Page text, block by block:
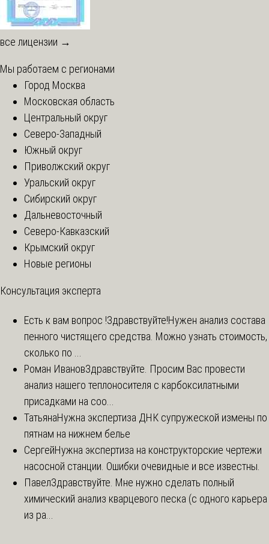
все лицензии →
Мы работаем с регионами
Город Москва
Московская область
Центральный округ
Северо-Западный
Южный округ
Приволжский округ
Уральский округ
Сибирский округ
Дальневосточный
Северо-Кавказский
Крымский округ
Новые регионы
Консультация эксперта
Есть к вам вопрос !Здравствуйте!Нужен анализ состава
пенного чистящего средства. Можно узнать стоимость,
сколько по ...
Роман ИвановЗдравствуйте. Просим Вас провести
анализ нашего теплоносителя с карбоксилатными
присадками на соо...
ТатьянаНужна экспертиза ДНК супружеской измены по
пятнам на нижнем белье
СергейНужна экспертиза на конструкторские чертежи
насосной станции. Ошибки очевидные и все известны.
ПавелЗдравствуйте. Мне нужно сделать полный
химический анализ кварцевого песка (с одного карьера
из ра...